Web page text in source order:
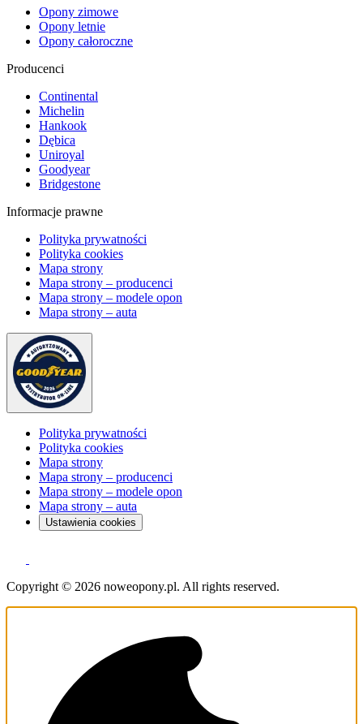
Opony zimowe
Opony letnie
Opony całoroczne
Producenci
Continental
Michelin
Hankook
Dębica
Uniroyal
Goodyear
Bridgestone
Informacje prawne
Polityka prywatności
Polityka cookies
Mapa strony
Mapa strony – producenci
Mapa strony – modele opon
Mapa strony – auta
Polityka prywatności
Polityka cookies
Mapa strony
Mapa strony – producenci
Mapa strony – modele opon
Mapa strony – auta
Ustawienia cookies
Copyright © 2026 noweopony.pl. All rights reserved.